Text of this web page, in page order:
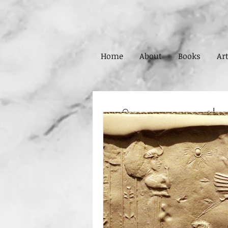
Home About Books